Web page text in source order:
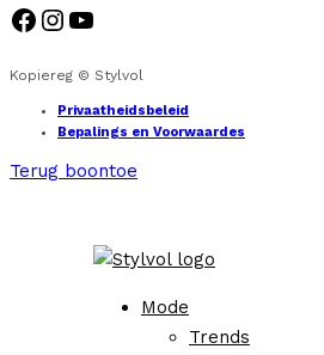
Facebook
Instagram
YouTube
Kopiereg © Stylvol
Privaatheidsbeleid
Bepalings en Voorwaardes
Terug boontoe
Mode
Trends